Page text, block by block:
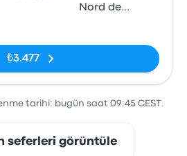
Nord de
₺3.477
tarihi: bugün saat 09:45 CEST.
seferleri görüntüle